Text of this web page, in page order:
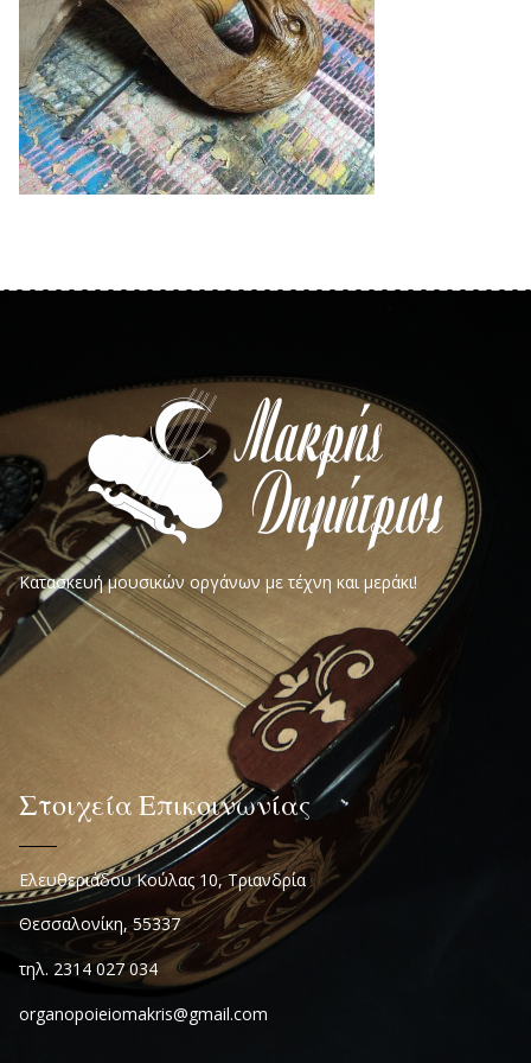
Κατασκευή μουσικών οργάνων με τέχνη και μεράκι!
Στοιχεία Επικοινωνίας
Ελευθεριάδου Κούλας 10, Τριανδρία
Θεσσαλονίκη, 55337
τηλ. 2314 027 034
organopoieiomakris@gmail.com